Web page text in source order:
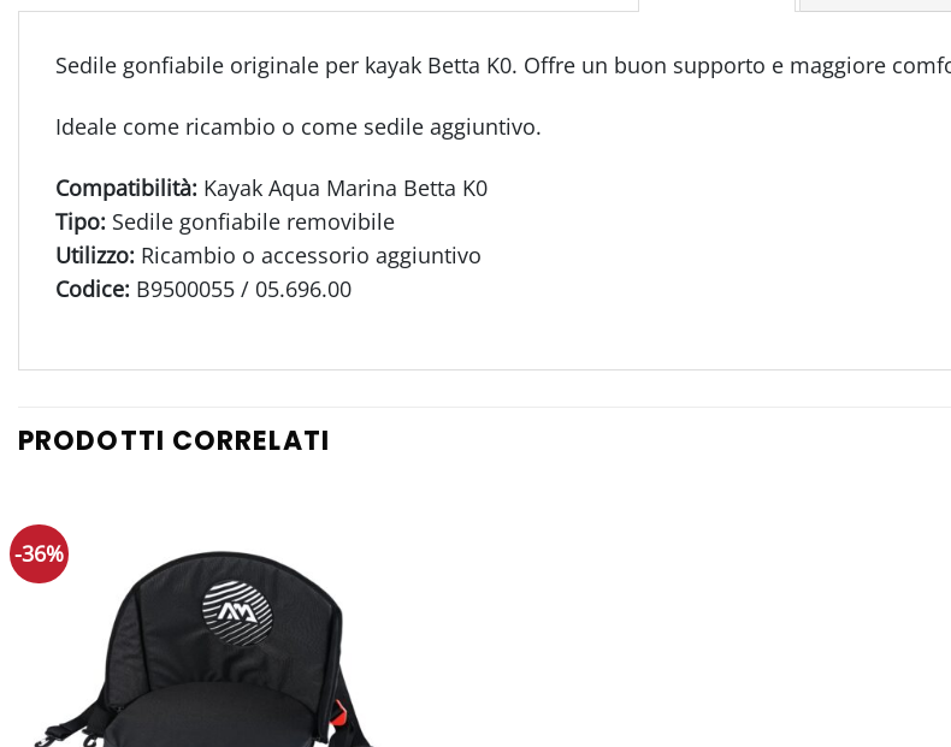
Sedile gonfiabile originale per kayak Betta K0. Offre un buon supporto e maggiore
Ideale come ricambio o come sedile aggiuntivo.
Compatibilità: Kayak Aqua Marina Betta K0
Tipo: Sedile gonfiabile removibile
Utilizzo: Ricambio o accessorio aggiuntivo
Codice: B9500055 / 05.696.00
PRODOTTI CORRELATI
-36%